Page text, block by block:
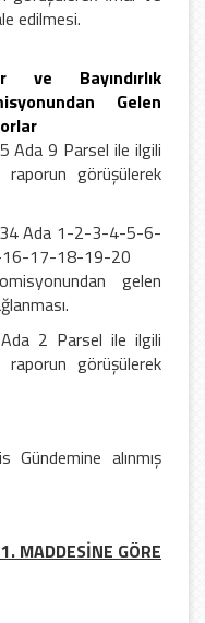
edilmesi.
ve Bayındırlık
Gelen
Ada 9 Parsel ile ilgili
görüşülerek
Ada 1-2-3-4-5-6-
17-18-19-20
gelen
2 Parsel ile ilgili
görüşülerek
Gündemine alınmış
MADDESİNE GÖRE